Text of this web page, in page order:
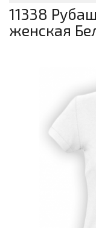
11338
женская